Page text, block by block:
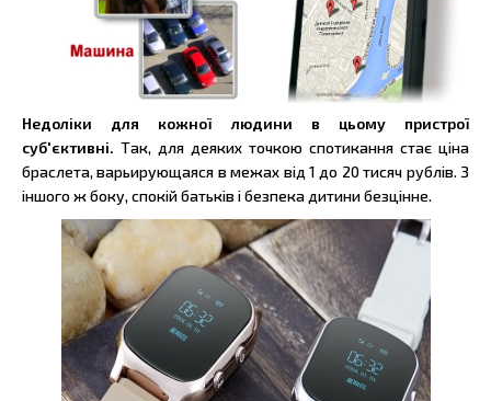
Недоліки для кожної людини в цьому пристрої
суб'єктивні. Так, для деяких точкою спотикання стає ціна
браслета, варьирующаяся в межах від 1 до 20 тисяч рублів. З
іншого ж боку, спокій батьків і безпека дитини безцінне.